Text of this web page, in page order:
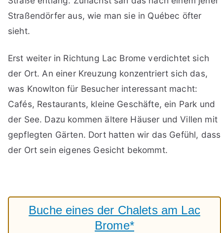
Straßendörfer aus, wie man sie in Québec öfter
sieht.
Erst weiter in Richtung Lac Brome verdichtet sich
der Ort. An einer Kreuzung konzentriert sich das,
was Knowlton für Besucher interessant macht:
Cafés, Restaurants, kleine Geschäfte, ein Park und
der See. Dazu kommen ältere Häuser und Villen mit
gepflegten Gärten. Dort hatten wir das Gefühl, dass
der Ort sein eigenes Gesicht bekommt.
Buche eines der Chalets am Lac
Brome*